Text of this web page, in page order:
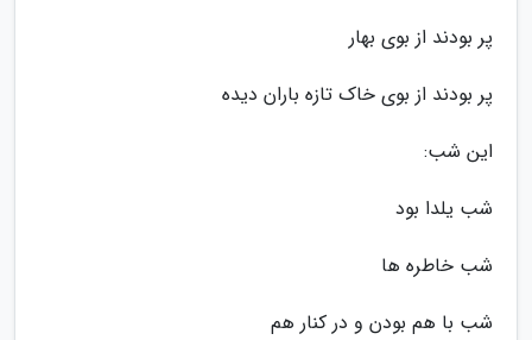
پر بودند از بوی بهار
پر بودند از بوی خاک تازه باران دیده
این شب:
شب یلدا بود
شب خاطره ها
شب با هم بودن و در کنار هم